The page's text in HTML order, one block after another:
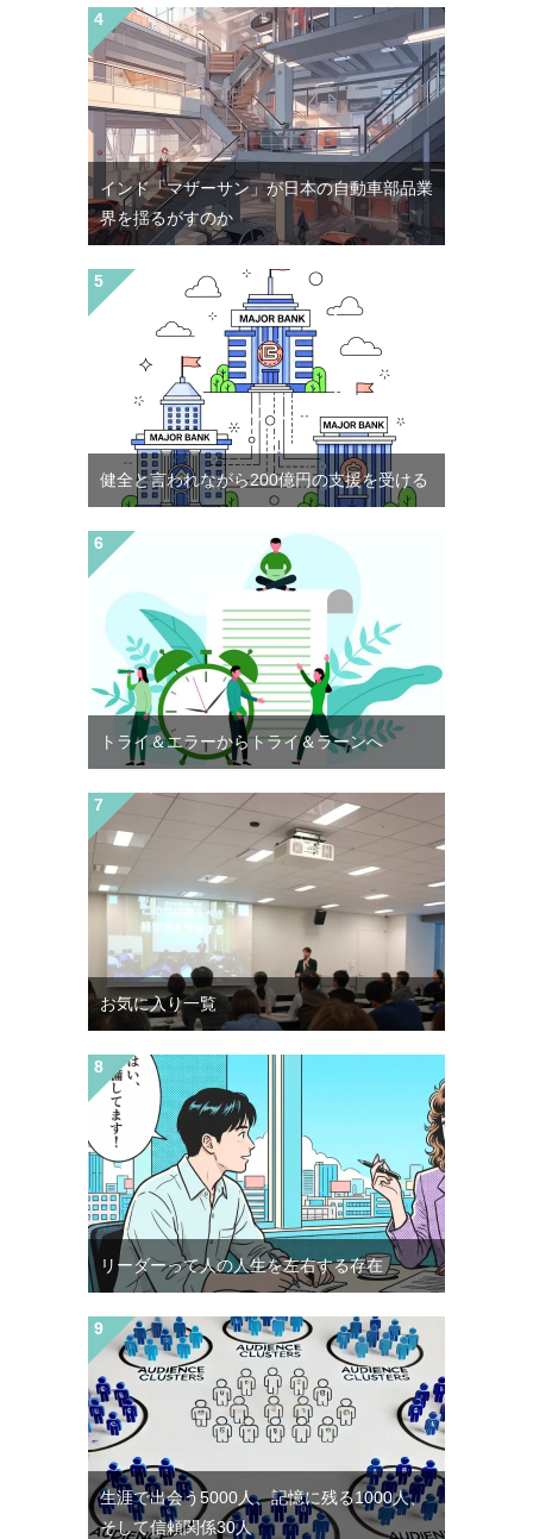
インド「マザーサン」が日本の自動車部品業
界を揺るがすのか
健全と言われながら200億円の支援を受ける
トライ＆エラーからトライ＆ラーンへ
お気に入り一覧
リーダーって人の人生を左右する存在
生涯で出会う5000人、記憶に残る1000人、
そして信頼関係30人